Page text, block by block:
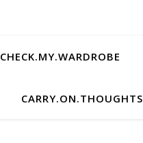
CHECK.MY.WARDROBE
CARRY.ON.THOUGHTS